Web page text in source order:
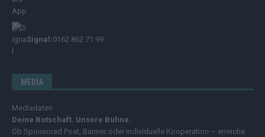
Signal:0162 862 71 99
MEDIA
Mediadaten
Deine Botschaft. Unsere Bühne.
Ob Sponsored Post, Banner oder individuelle Kooperation – erreiche